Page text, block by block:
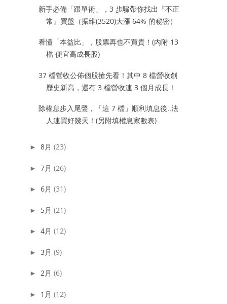
新手必備「跟單術」，3 步驟帶你找出『不正
常』買盤（振維(3520)大漲 64% 的秘密）
看懂「本益比」，股票再也不買貴！(內附 13
檔 便宜高成長股)
37 檔營收公佈個股搶先看！其中 8 檔營收創
歷史新高，還有 3 檔營收連 3 個月成長！
除權息步入尾聲，「這 7 檔」順利填息後..法
人連買好幾天！(另附填權息家數表)
► 8月 (23)
► 7月 (26)
► 6月 (31)
► 5月 (21)
► 4月 (12)
► 3月 (9)
► 2月 (6)
► 1月 (12)